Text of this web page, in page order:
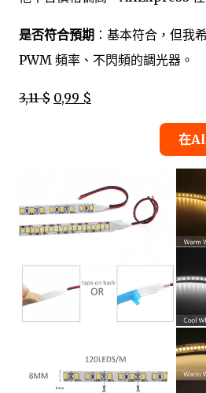
是否符合預期 ：基本符合，但我
PWM 頻率、不閃頻的調光器。
3,11 $ 0,99 $
在